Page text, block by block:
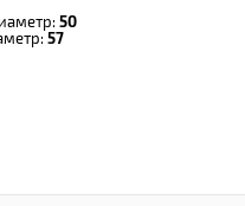
50
57